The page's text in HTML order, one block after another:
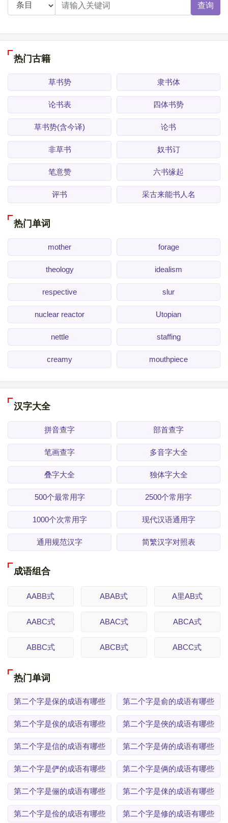
查询
热门古籍
草书势 隶书体
论书表 四体书势
草书势(含今译) 论书
非草书 奴书订
笔意赞 六书缘起
评书 采古来能书人名
热门单词
mother forage
theology idealism
respective slur
nuclear reactor Utopian
nettle staffing
creamy mouthpiece
汉字大全
拼音查字 部首查字
笔画查字 多音字大全
叠字大全 独体字大全
500个最常用字 2500个常用字
1000个次常用字 现代汉语通用字
通用规范汉字 简繁汉字对照表
成语组合
AABB式 ABAB式 A里AB式
AABC式 ABAC式 ABCA式
ABBC式 ABCB式 ABCC式
热门单词
第二个字是保的成语有哪些 第二个字是俞的成语有哪些
第二个字是俟的成语有哪些 第二个字是俠的成语有哪些
第二个字是信的成语有哪些 第二个字是俦的成语有哪些
第二个字是俨的成语有哪些 第二个字是俩的成语有哪些
第二个字是俪的成语有哪些 第二个字是俫的成语有哪些
第二个字是俭的成语有哪些 第二个字是修的成语有哪些